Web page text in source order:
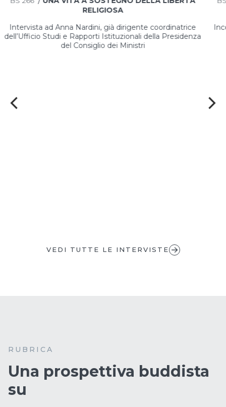
RELIGIOSA
Intervista ad Anna Nardini, già dirigente coordinatrice
dell’Ufficio Studi e Rapporti Istituzionali della Presidenza
del Consiglio dei Ministri
VEDI TUTTE LE INTERVISTE
RUBRICA
Una prospettiva buddista
su